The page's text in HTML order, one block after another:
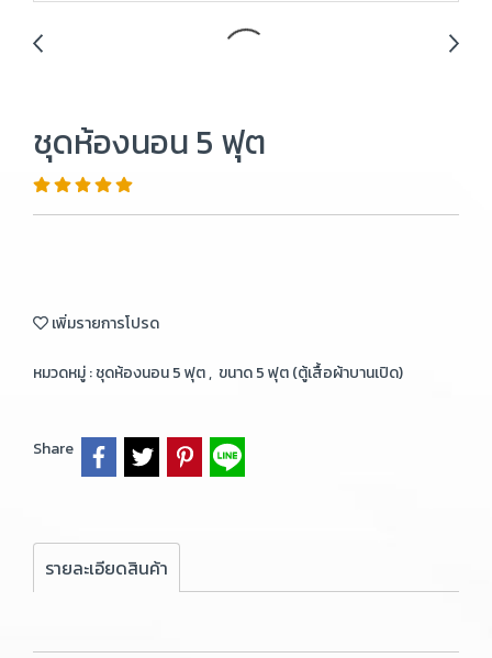
ชุดห้องนอน 5 ฟุต
เพิ่มรายการโปรด
หมวดหมู่ :ชุดห้องนอน 5 ฟุต, ขนาด 5 ฟุต (ตู้เสื้อผ้าบานเปิด)
Share
รายละเอียดสินค้า